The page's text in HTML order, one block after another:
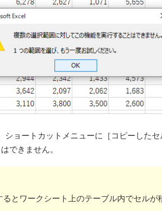
ショートカットメニューに［コピーした
できません。
るとワークシート上のテーブル内でセル